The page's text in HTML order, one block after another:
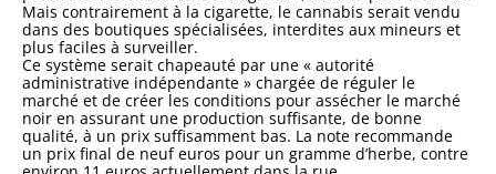
Mais contrairement à la cigarette, le cannabis serait vendu
dans des boutiques spécialisées, interdites aux mineurs et
plus faciles à surveiller.
Ce système serait chapeauté par une « autorité
administrative indépendante » chargée de réguler le
marché et de créer les conditions pour assécher le marché
noir en assurant une production suffisante, de bonne
qualité, à un prix suffisamment bas. La note recommande
un prix final de neuf euros pour un gramme d’herbe, contre